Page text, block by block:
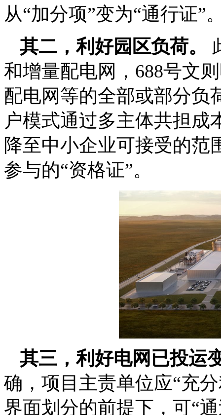
从“加分项”变为“通行证”
其二，利好园区负荷。
和增量配电网，688号文
配电网等的全部或部分负
户模式通过多主体共担成
降至中小企业可接受的范
参与的“资格证”。
其三，利好电网已投运
确，项目主责单位应“充
界面划分的前提下，可“